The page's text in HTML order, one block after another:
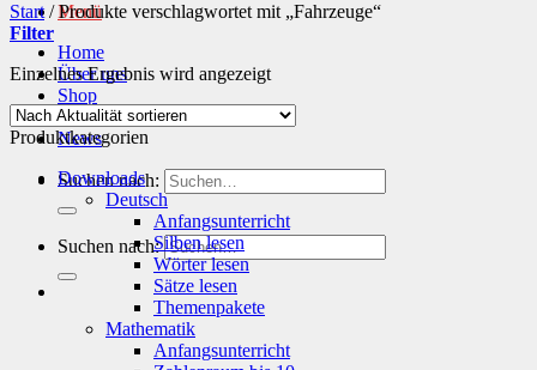
Menü
Home
Über uns
Shop
Info
News
Suchen nach:
Suchen nach:
Start /Produkte verschlagwortet mit „Fahrzeuge“
Filter
Einzelnes Ergebnis wird angezeigt
Produktkategorien
Downloads
Deutsch
Anfangsunterricht
Silben lesen
Wörter lesen
Sätze lesen
Themenpakete
Mathematik
Anfangsunterricht